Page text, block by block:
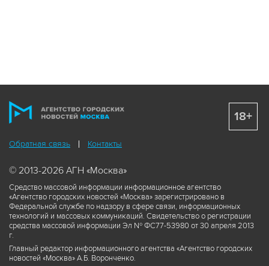
Обратная связь Контакты
© 2013-2026 АГН «Москва»
Средство массовой информации информационное агентство
«Агентство городских новостей «Москва» зарегистрировано в
Федеральной службе по надзору в сфере связи, информационных
технологий и массовых коммуникаций. Свидетельство о регистрации
средства массовой информации Эл № ФС77-53980 от 30 апреля 2013
г.
Главный редактор информационного агентства «Агентство городских
новостей «Москва» А.Б. Воронченко.
18+